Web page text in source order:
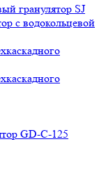
гранулятор SJ
с водокольцевой
GD-C-125